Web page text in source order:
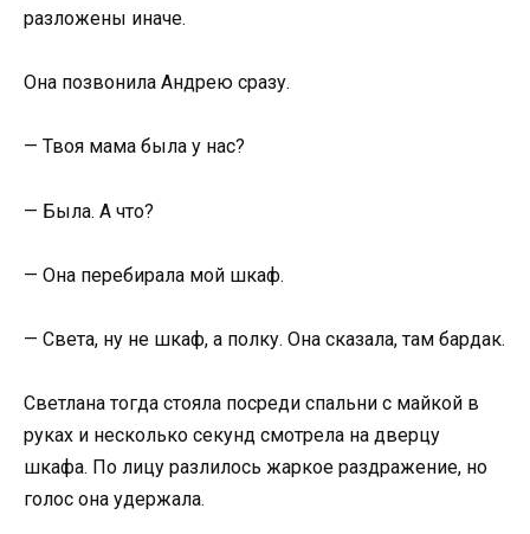
разложены иначе.
Она позвонила Андрею сразу.
— Твоя мама была у нас?
— Была. А что?
— Она перебирала мой шкаф.
— Света, ну не шкаф, а полку. Она сказала, там бардак.
Светлана тогда стояла посреди спальни с майкой в
руках и несколько секунд смотрела на дверцу
шкафа. По лицу разлилось жаркое раздражение, но
голос она удержала.